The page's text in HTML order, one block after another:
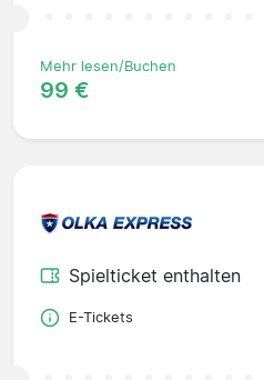
Mehr lesen/Buchen
99 €
Spielticket enthalten
E-Tickets